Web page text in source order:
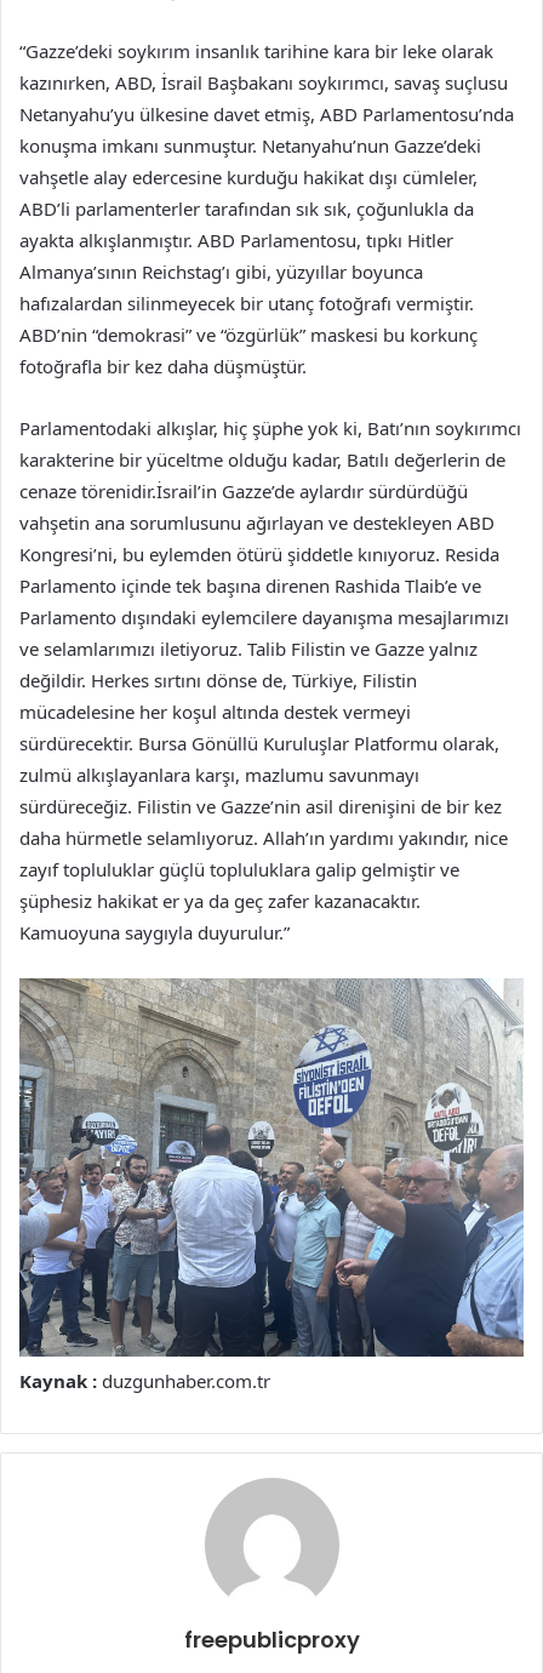
“Gazze’deki soykırım insanlık tarihine kara bir leke olarak
kazınırken, ABD, İsrail Başbakanı soykırımcı, savaş suçlusu
Netanyahu’yu ülkesine davet etmiş, ABD Parlamentosu’nda
konuşma imkanı sunmuştur. Netanyahu’nun Gazze’deki
vahşetle alay edercesine kurduğu hakikat dışı cümleler,
ABD’li parlamenterler tarafından sık sık, çoğunlukla da
ayakta alkışlanmıştır. ABD Parlamentosu, tıpkı Hitler
Almanya’sının Reichstag’ı gibi, yüzyıllar boyunca
hafızalardan silinmeyecek bir utanç fotoğrafı vermiştir.
ABD’nin “demokrasi” ve “özgürlük” maskesi bu korkunç
fotoğrafla bir kez daha düşmüştür.
Parlamentodaki alkışlar, hiç şüphe yok ki, Batı’nın soykırımcı
karakterine bir yüceltme olduğu kadar, Batılı değerlerin de
cenaze törenidir.İsrail’in Gazze’de aylardır sürdürdüğü
vahşetin ana sorumlusunu ağırlayan ve destekleyen ABD
Kongresi’ni, bu eylemden ötürü şiddetle kınıyoruz. Resida
Parlamento içinde tek başına direnen Rashida Tlaib’e ve
Parlamento dışındaki eylemcilere dayanışma mesajlarımızı
ve selamlarımızı iletiyoruz. Talib Filistin ve Gazze yalnız
değildir. Herkes sırtını dönse de, Türkiye, Filistin
mücadelesine her koşul altında destek vermeyi
sürdürecektir. Bursa Gönüllü Kuruluşlar Platformu olarak,
zulmü alkışlayanlara karşı, mazlumu savunmayı
sürdüreceğiz. Filistin ve Gazze’nin asil direnişini de bir kez
daha hürmetle selamlıyoruz. Allah’ın yardımı yakındır, nice
zayıf topluluklar güçlü topluluklara galip gelmiştir ve
şüphesiz hakikat er ya da geç zafer kazanacaktır.
Kamuoyuna saygıyla duyurulur.”
Kaynak : duzgunhaber.com.tr
freepublicproxy